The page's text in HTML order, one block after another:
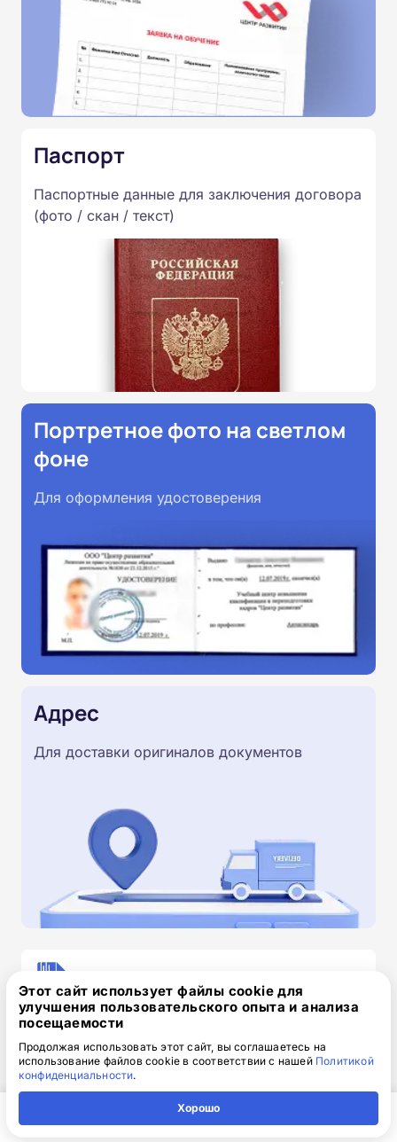
Паспорт
Паспортные данные для заключения договора
(фото / скан / текст)
Портретное фото на светлом
фоне
Для оформления удостоверения
Адрес
Для доставки оригиналов документов
.doc, 32.52 Кб
Скачайте шаблон, заполните и отправьте по
электронной почтеinfo@1-academy.ru.
Обязательно укажите контактный номер телефон.
Наш специалист свяжется с вами и утонит все
Этот сайт использует файлы cookie для
улучшения пользовательского опыта и анализа
посещаемости
Продолжая использовать этот сайт, вы соглашаетесь на
использование файлов cookie в соответствии с нашей Политикой
конфиденциальности.
Хорошо